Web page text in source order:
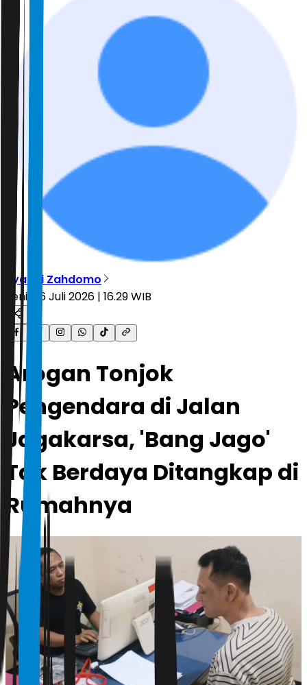
Ryandi Zahdomo
Senin, 6 Juli 2026 | 16.29 WIB
Arogan Tonjok
Pengendara di Jalan
Jagakarsa, 'Bang Jago'
Tak Berdaya Ditangkap di
Rumahnya